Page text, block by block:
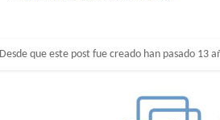
que este post fue creado han pasado 13